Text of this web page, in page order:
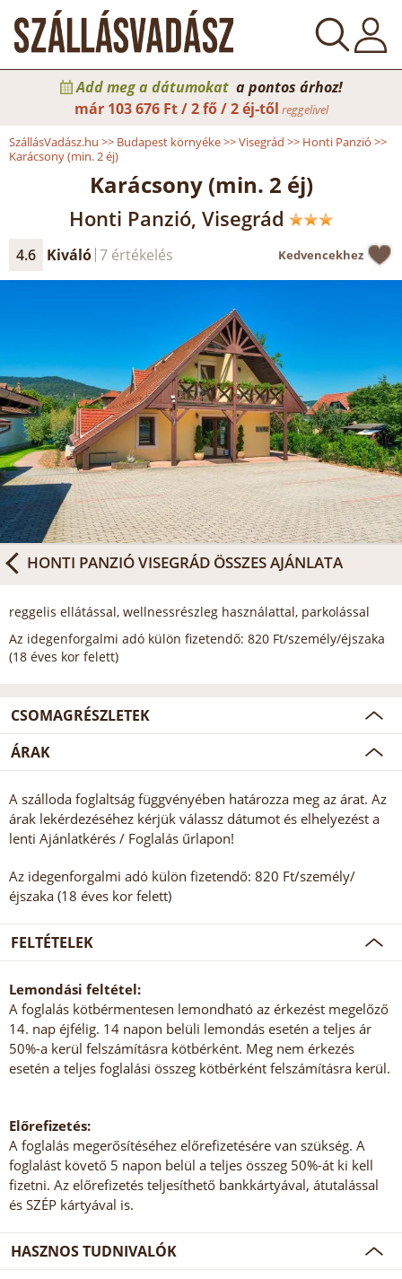
Add meg a dátumokat a pontos árhoz!
már 103 676 Ft / 2 fő / 2 éj-től reggelivel
SzállásVadász.hu >> Budapest környéke>>Visegrád >> Honti Panzió >>
Karácsony (min. 2 éj)
Karácsony (min. 2 éj)
Honti Panzió, Visegrád
4.6 Kiváló 7 értékelés Kedvencekhez
HONTI PANZIÓ VISEGRÁD ÖSSZES AJÁNLATA
reggelis ellátással, wellnessrészleg használattal, parkolással
Az idegenforgalmi adó külön fizetendő: 820 Ft/személy/éjszaka
(18 éves kor felett)
CSOMAGRÉSZLETEK
ÁRAK
A szálloda foglaltság függvényében határozza meg az árat. Az
árak lekérdezéséhez kérjük válassz dátumot és elhelyezést a
lenti Ajánlatkérés / Foglalás űrlapon!
Az idegenforgalmi adó külön fizetendő: 820 Ft/személy/
éjszaka (18 éves kor felett)
FELTÉTELEK
Lemondási feltétel:
A foglalás kötbérmentesen lemondható az érkezést megelőző
14. nap éjfélig. 14 napon belüli lemondás esetén a teljes ár
50%-a kerül felszámításra kötbérként. Meg nem érkezés
esetén a teljes foglalási összeg kötbérként felszámításra kerül.
Előrefizetés:
A foglalás megerősítéséhez előrefizetésére van szükség. A
foglalást követő 5 napon belül a teljes összeg 50%-át ki kell
fizetni. Az előrefizetés teljesíthető bankkártyával, átutalással
és SZÉP kártyával is.
HASZNOS TUDNIVALÓK